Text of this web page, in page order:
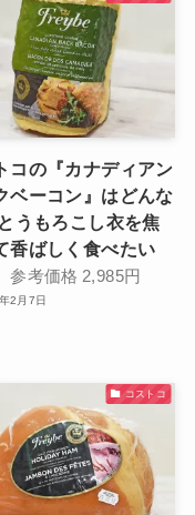
コの『カナディアン
ベーコン』はどんな
うもろこし衣を焦
香ばしく食べたい
参考価格 2,985円
2月7日
コストコ